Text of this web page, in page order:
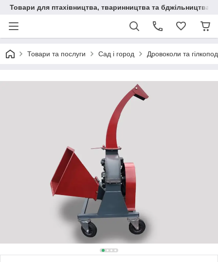
Товари для птахівництва, тваринництва та бджільництва
Товари та послуги Сад і город Дровоколи та